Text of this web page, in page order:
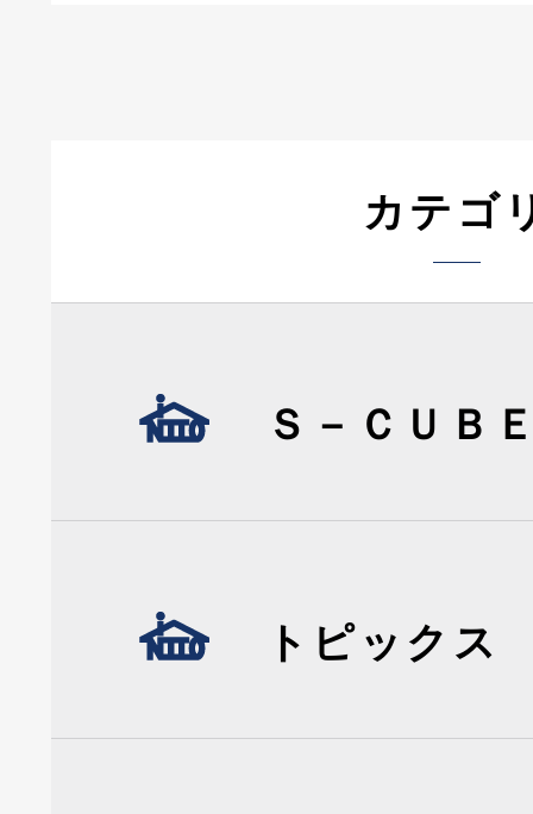
カテゴ
Ｓ－ＣＵＢ
トピックス